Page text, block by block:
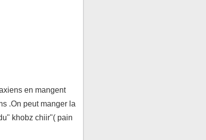
en mangent
.On peut manger la
khobz chiir"( pain